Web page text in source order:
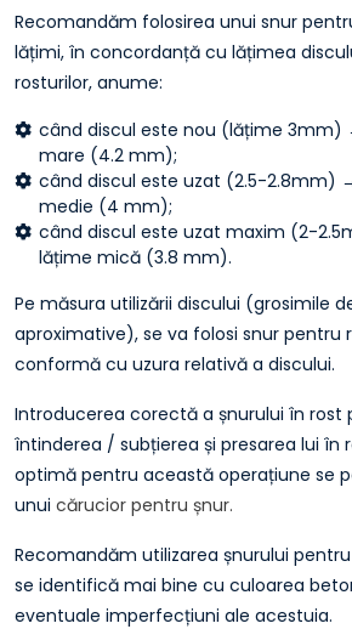
Recomandăm folosirea unui snur
lățimi, în concordanță cu lățimea
rosturilor, anume:
când discul este nou (lățime 3mm)
mare (4.2 mm);
când discul este uzat (2.5-2.8mm)
medie (4 mm);
când discul este uzat maxim (2-
lățime mică (3.8 mm).
Pe măsura utilizării discului (grosimile
aproximative), se va folosi snur pentru
conformă cu uzura relativă a discului.
Introducerea corectă a șnurului în rost
întinderea / subțierea și presarea lui în
optimă pentru această operațiune se
unui cărucior pentru șnur.
Recomandăm utilizarea șnurului
se identifică mai bine cu culoarea
eventuale imperfecțiuni ale acestuia.